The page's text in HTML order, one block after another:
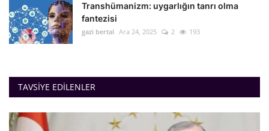
Transhümanizm: uygarlığın tanrı olma
fantezisi
gazi bertal Ara 24, 2025 2 193
TAVSIYE EDILENLER